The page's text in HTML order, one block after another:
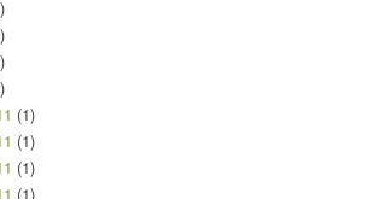
(1)
(1)
(1)
(1)